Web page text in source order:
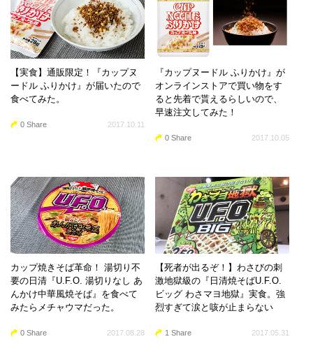
【実食】通販限定！『カップヌ
ードル ふりかけ』が届いたので
食べてみた。
0 Share 2017.10.11
『カップヌードル ふりかけ』が
オンラインストアで買い物をす
ると先着で貰えるらしいので、
早速注文してみた！
0 Share 2017.10.05
カップ焼きそば革命！ 湯切り不
要の日清『U.F.O. 湯切りなし あ
んかけ中華風焼そば』を食べて
みたらメチャウマだった。
0 Share 2017.08.28
【死者が出るぞ！】わさびの刺
激地獄級の『日清焼そばU.F.O.
ビッグ わさマヨ地獄』実食。強
烈すぎて涙と咳が止まらない
1 Share 2017.05.31